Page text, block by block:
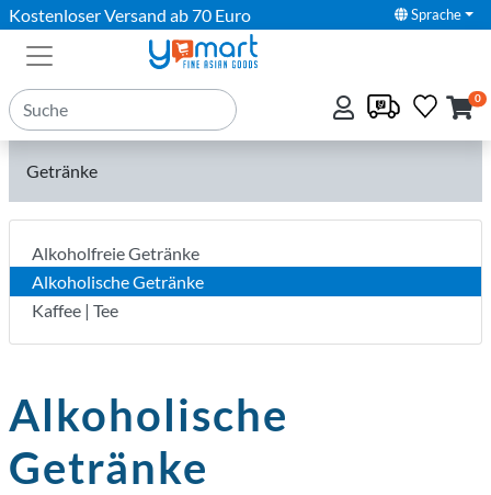
Kostenloser Versand ab 70 Euro Sprache
0
Getränke
Alkoholfreie Getränke
Alkoholische Getränke
Kaffee | Tee
Alkoholische
Getränke